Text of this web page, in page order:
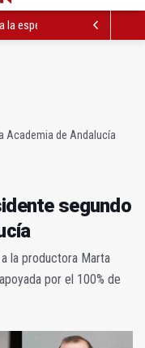
fuera" a la Junta en el
Academia de Andalucía
segundo
la productora Marta
por el 100% de